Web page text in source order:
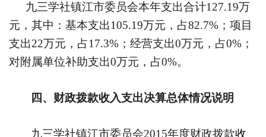
九三学社镇江市委员会本年支出合计127.19万
元，其中：基本支出105.19万元，占82.7% ；项目
支出22万元，占17.3% ；经营支出0万元，占0% ；
对附属单位补助支出0万元，占0%。
四、财政拨款收入支出决算总体情况说明
九三学社镇江市委员会2015年度财政拨款收